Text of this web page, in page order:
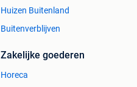
Huizen Buitenland
Buitenverblijven
Zakelijke goederen
Horeca